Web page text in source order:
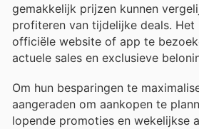
gemakkelijk prijzen kunnen
profiteren van tijdelijke deals. Het
officiële website of app te
actuele sales en exclusieve
Om hun besparingen te
aangeraden om aankopen te
lopende promoties en wekelijkse